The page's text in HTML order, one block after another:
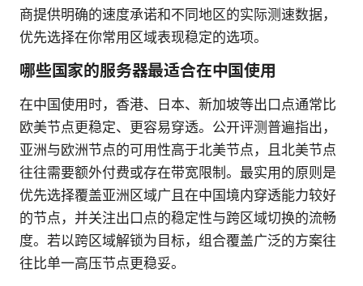
商提供明确的速度承诺和不同地区的实际测速数据，
优先选择在你常用区域表现稳定的选项。
哪些国家的服务器最适合在中国使用
在中国使用时，香港、日本、新加坡等出口点通常比
欧美节点更稳定、更容易穿透。公开评测普遍指出，
亚洲与欧洲节点的可用性高于北美节点，且北美节点
往往需要额外付费或存在带宽限制。最实用的原则是
优先选择覆盖亚洲区域广且在中国境内穿透能力较好
的节点，并关注出口点的稳定性与跨区域切换的流畅
度。若以跨区域解锁为目标，组合覆盖广泛的方案往
往比单一高压节点更稳妥。